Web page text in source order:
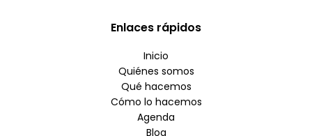
Enlaces rápidos
Inicio
Quiénes somos
Qué hacemos
Cómo lo hacemos
Agenda
Blog